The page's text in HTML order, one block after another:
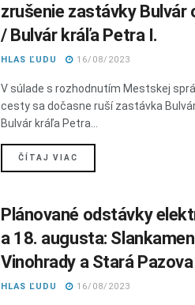
zrušenie zastávky Bulvár
/ Bulvár kráľa Petra I.
HLAS ĽUDU 16/08/2023
V súlade s rozhodnutím Mestskej
cesty sa dočasne ruší zastávka
Bulvár kráľa Petra...
ČÍTAJ VIAC
Plánované odstávky
a 18. augusta:
Vinohrady a Stará Pazova
HLAS ĽUDU 16/08/2023